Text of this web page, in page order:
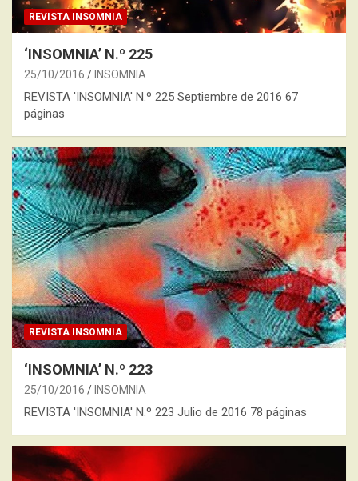
REVISTA INSOMNIA
‘INSOMNIA’ N.º 225
25/10/2016 INSOMNIA
REVISTA 'INSOMNIA' N.º 225 Septiembre de 2016 67
páginas
REVISTA INSOMNIA
‘INSOMNIA’ N.º 223
25/10/2016 INSOMNIA
REVISTA 'INSOMNIA' N.º 223 Julio de 2016 78 páginas